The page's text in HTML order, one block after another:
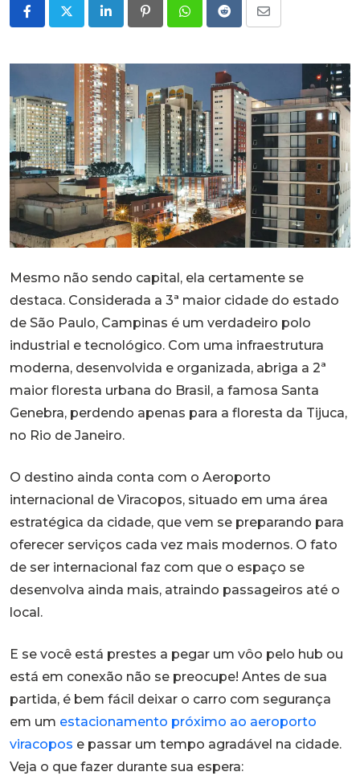
LinkedInPinterestWhatsappRedditShare
Email
Mesmo não sendo capital, ela certamente se
destaca. Considerada a 3ª maior cidade do estado
de São Paulo, Campinas é um verdadeiro polo
industrial e tecnológico. Com uma infraestrutura
moderna, desenvolvida e organizada, abriga a 2ª
maior floresta urbana do Brasil, a famosa Santa
Genebra, perdendo apenas para a floresta da Tijuca,
no Rio de Janeiro.
O destino ainda conta com o Aeroporto
internacional de Viracopos, situado em uma área
estratégica da cidade, que vem se preparando para
oferecer serviços cada vez mais modernos. O fato
de ser internacional faz com que o espaço se
desenvolva ainda mais, atraindo passageiros até o
local.
E se você está prestes a pegar um vôo pelo hub ou
está em conexão não se preocupe! Antes de sua
partida, é bem fácil deixar o carro com segurança
em um estacionamento próximo ao aeroporto
viracopos e passar um tempo agradável na cidade.
Veja o que fazer durante sua espera: